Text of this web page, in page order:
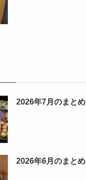
2026年7月のまとめ
2026年6月のまとめ